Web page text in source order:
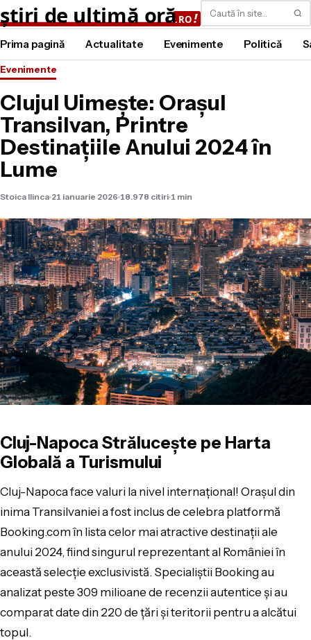
Caută
Prima pagină Actualitate Evenimente Politică
Evenimente
Clujul Uimește: Orașul
Transilvan, Printre
Destinațiile Anului 2024 în
Lume
Stoica Ilinca 21 ianuarie 2026 18.978 citiri 1 min
Cluj-Napoca Strălucește pe Harta
Globală a Turismului
Cluj-Napoca face valuri la nivel internațional! Orașul din
inima Transilvaniei a fost inclus de celebra platformă
Booking.com în lista celor mai atractive destinații ale
anului 2024, fiind singurul reprezentant al României în
această selecție exclusivistă. Specialiștii Booking au
analizat peste 309 milioane de recenzii autentice și au
comparat date din 220 de țări și teritorii pentru a alcătui
topul.